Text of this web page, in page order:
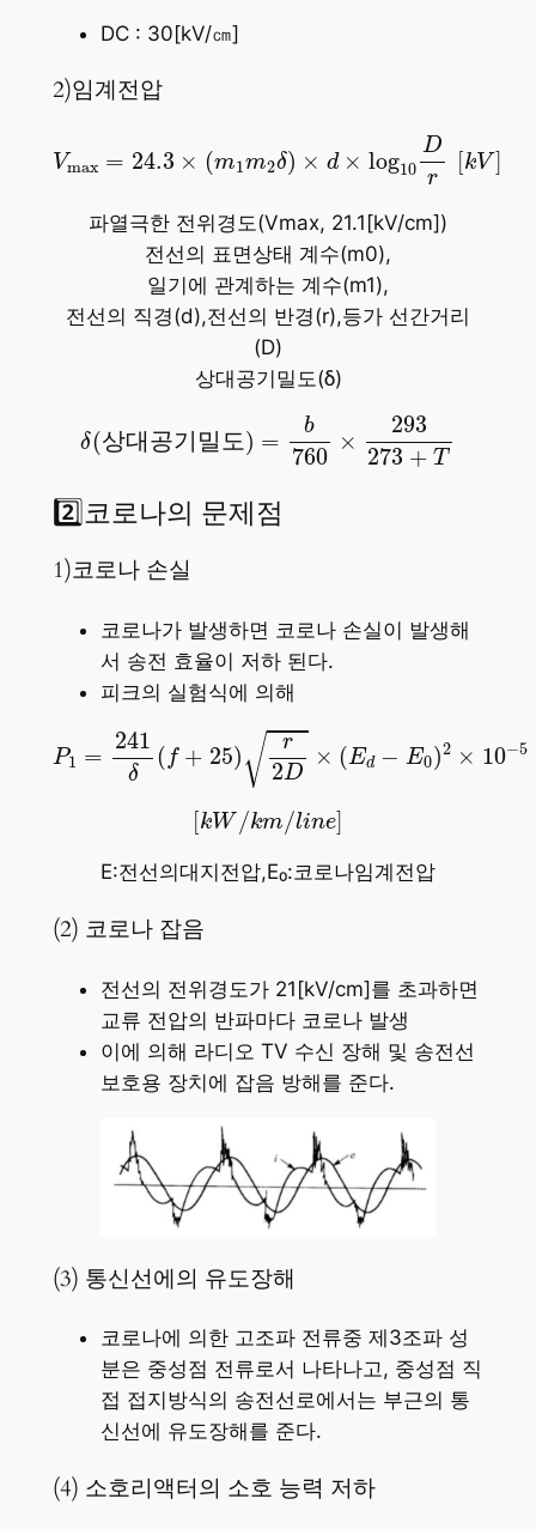
DC : 30[kV/㎝]
2)임계전압
Vmax = 24.3 × (m1m2δ) × d × log10
D
r
[kV ]
r
파열극한 전위경도(Vmax, 21.1[kV/cm])
전선의 표면상태 계수(m0),
일기에 관계하는 계수(m1),
전선의 직경(d),전선의 반경(r),등가 선간거리
(D)
상대공기밀도(δ)
δ (상대공기 밀 도) =
b
760
×
293
273 + T
760 273
2️⃣코로나의 문제점
1)코로나 손실
코로나가 발생하면 코로나 손실이 발생해
서 송전 효율이 저하 된다.
피크의 실험식에 의해
P1 =
241
δ
( f + 25)√ r
2D
× (Ed − E0)2 × 10−5
1=241 2D×
[kW /km/line]
[kW /k lin ]
E:전선의대지전압,E₀:코로나임계전압
(2) 코로나 잡음
전선의 전위경도가 21[kV/cm]를 초과하면
교류 전압의 반파마다 코로나 발생
이에 의해 라디오 TV 수신 장해 및 송전선
보호용 장치에 잡음 방해를 준다.
(3) 통신선에의 유도장해
코로나에 의한 고조파 전류중 제3조파 성
분은 중성점 전류로서 나타나고, 중성점 직
접 접지방식의 송전선로에서는 부근의 통
신선에 유도장해를 준다.
(4) 소호리액터의 소호 능력 저하